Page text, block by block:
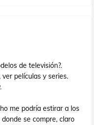
de televisión?.
películas y series.
me podría estirar a los
se compre, claro